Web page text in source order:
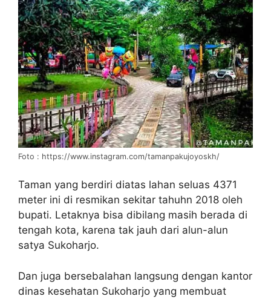
Foto : https://www.instagram.com/tamanpakujoyoskh/
Taman yang berdiri diatas lahan seluas 4371
meter ini di resmikan sekitar tahuhn 2018 oleh
bupati. Letaknya bisa dibilang masih berada di
tengah kota, karena tak jauh dari alun-alun
satya Sukoharjo.
Dan juga bersebalahan langsung dengan kantor
dinas kesehatan Sukoharjo yang membuat